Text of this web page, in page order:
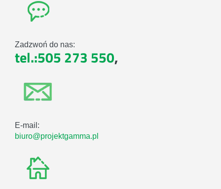
Zadzwoń do nas:
tel.:505 273 550,
E-mail:
biuro@projektgamma.pl